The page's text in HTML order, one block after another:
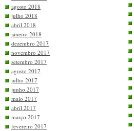
agosto 2018
julho 2018
abril 2018
janeiro 2018
dezembro 2017
novembro 2017
setembro 2017
agosto 2017
julho 2017
junho 2017
maio 2017
abril 2017
março 2017
fevereiro 2017